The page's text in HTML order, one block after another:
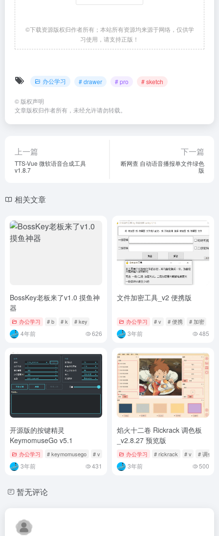
©下载资源版权归作者所有；本站所有资源均来源于网络，仅供学
习使用，请支持正版！
办公学习 # drawer # pro # sketch
© 版权声明
文章版权归作者所有，未经允许请勿转载。
上一篇
TTS-Vue 微软语音合成工具
v1.8.7
下一篇
断网查 自动语音播报单文件绿色
版
相关文章
BossKey老板来了v1.0 摸鱼神
器
办公学习 # b # k # key
4年前 626
文件加密工具_v2 便携版
办公学习 # v # 便携 # 加密
3年前 485
开源版的按键精灵
KeymomuseGo v5.1
办公学习 # keymomusego # v # 按键精灵
3年前 431
焰火十二卷 Rickrack 调色板
_v2.8.27 预览版
办公学习 # rickrack # v # 调色板
3年前 500
暂无评论